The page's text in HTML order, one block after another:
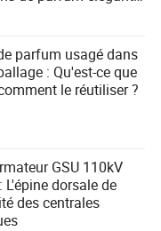
le
parties.
parfum usagé dans
: Qu'est-ce que
le réutiliser ?
GSU 110kV
L'épine dorsale de
des centrales